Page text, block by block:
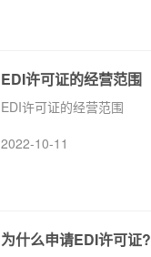
EDI许可证的经营范围
EDI许可证的经营范围
2022-10-11
为什么申请EDI许可证?